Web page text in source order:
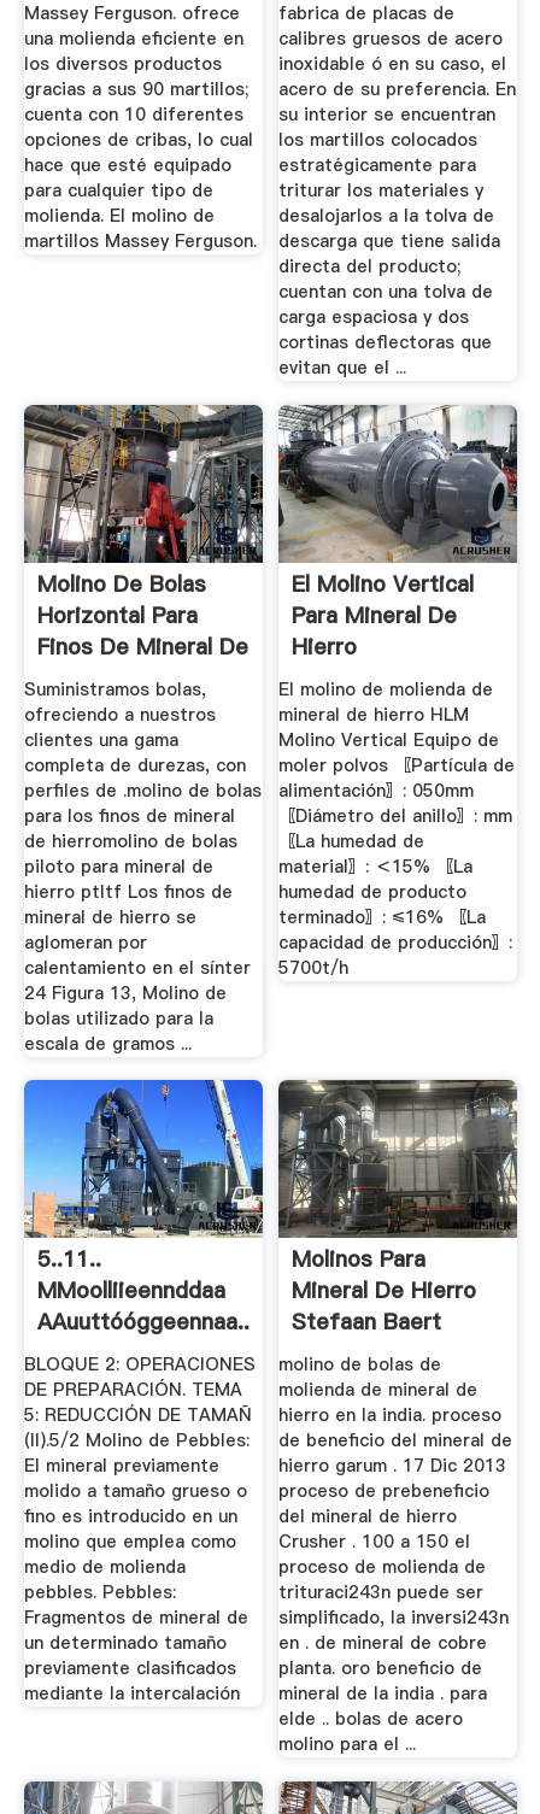
Massey Ferguson. ofrece
una molienda eficiente en
los diversos productos
gracias a sus 90 martillos;
cuenta con 10 diferentes
opciones de cribas, lo cual
hace que esté equipado
para cualquier tipo de
molienda. El molino de
martillos Massey Ferguson.
fabrica de placas de
calibres gruesos de acero
inoxidable ó en su caso, el
acero de su preferencia. En
su interior se encuentran
los martillos colocados
estratégicamente para
triturar los materiales y
desalojarlos a la tolva de
descarga que tiene salida
directa del producto;
cuentan con una tolva de
carga espaciosa y dos
cortinas deflectoras que
evitan que el ...
Molino De Bolas
Horizontal Para
Finos De Mineral De
Hierro
Suministramos bolas,
ofreciendo a nuestros
clientes una gama
completa de durezas, con
perfiles de .molino de bolas
para los finos de mineral
de hierromolino de bolas
piloto para mineral de
hierro ptltf Los finos de
mineral de hierro se
aglomeran por
calentamiento en el sínter
24 Figura 13, Molino de
bolas utilizado para la
escala de gramos ...
El Molino Vertical
Para Mineral De
Hierro
El molino de molienda de
mineral de hierro HLM
Molino Vertical Equipo de
moler polvos 〖Partícula de
alimentación〗: 050mm
〖Diámetro del anillo〗: mm
〖La humedad de
material〗: ＜15% 〖La
humedad de producto
terminado〗: ≤16% 〖La
capacidad de producción〗:
5700t/h
5..11..
MMoolliieennddaa
AAuuttóóggeennaa..
BLOQUE 2: OPERACIONES
DE PREPARACIÓN. TEMA
5: REDUCCIÓN DE TAMAÑ
(II).5/2 Molino de Pebbles:
El mineral previamente
molido a tamaño grueso o
fino es introducido en un
molino que emplea como
medio de molienda
pebbles. Pebbles:
Fragmentos de mineral de
un determinado tamaño
previamente clasificados
mediante la intercalación
Molinos Para
Mineral De Hierro
Stefaan Baert
molino de bolas de
molienda de mineral de
hierro en la india. proceso
de beneficio del mineral de
hierro garum . 17 Dic 2013
proceso de prebeneficio
del mineral de hierro
Crusher . 100 a 150 el
proceso de molienda de
trituraci243n puede ser
simplificado, la inversi243n
en . de mineral de cobre
planta. oro beneficio de
mineral de la india . para
elde .. bolas de acero
molino para el ...